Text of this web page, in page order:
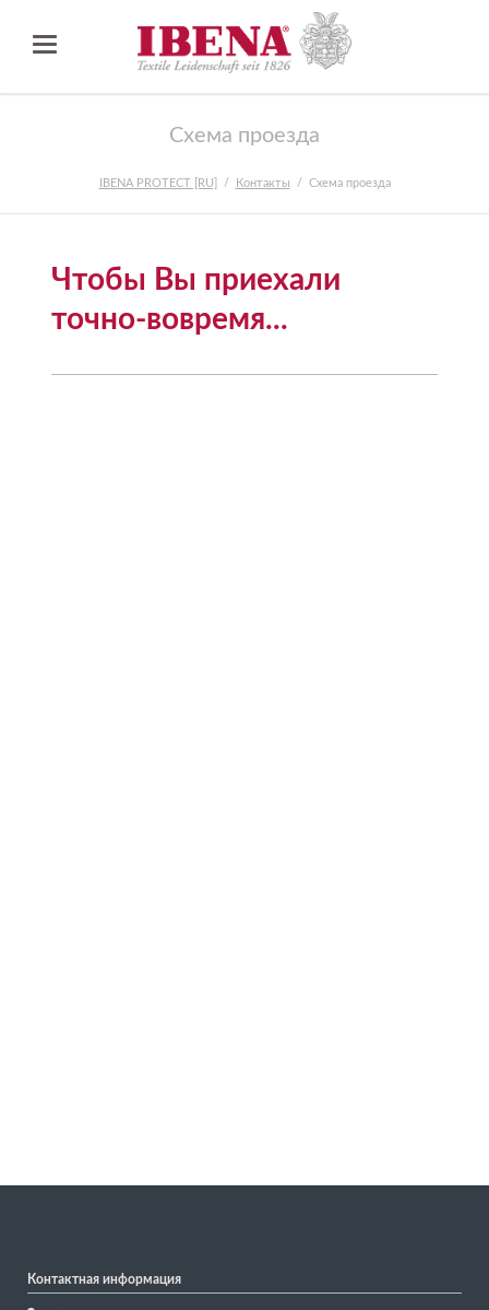
Схема проезда
IBENA PROTECT [RU] Контакты Схема проезда
Чтобы Вы приехали
точно-вовремя...
Контактная информация